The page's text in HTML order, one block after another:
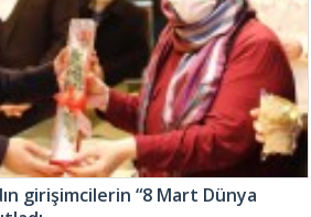
girişimcilerin “8 Mart Dünya